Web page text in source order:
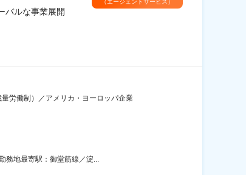
バルな事業展開
（エージェントサービス）
労働制）／アメリカ・ヨーロッパ企業
務地最寄駅：御堂筋線／淀...